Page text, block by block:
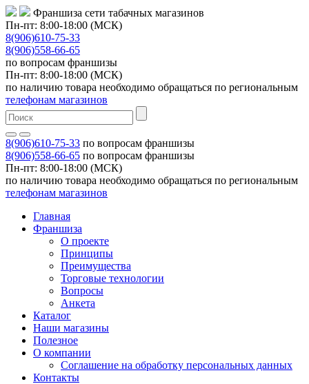
Франшиза сети табачных магазинов
Пн-пт: 8:00-18:00 (МСК)
8(906)610-75-33
8(906)558-66-65
по вопросам франшизы
Пн-пт: 8:00-18:00 (МСК)
по наличию товара необходимо обращаться по региональным
телефонам магазинов
8(906)610-75-33 по вопросам франшизы
8(906)558-66-65 по вопросам франшизы
Пн-пт: 8:00-18:00 (МСК)
по наличию товара необходимо обращаться по региональным
телефонам магазинов
Главная
Франшиза
О проекте
Принципы
Преимущества
Торговые технологии
Вопросы
Анкета
Каталог
Наши магазины
Полезное
О компании
Соглашение на обработку персональных данных
Контакты